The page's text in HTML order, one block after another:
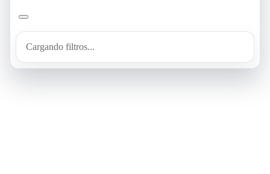
Cargando filtros...